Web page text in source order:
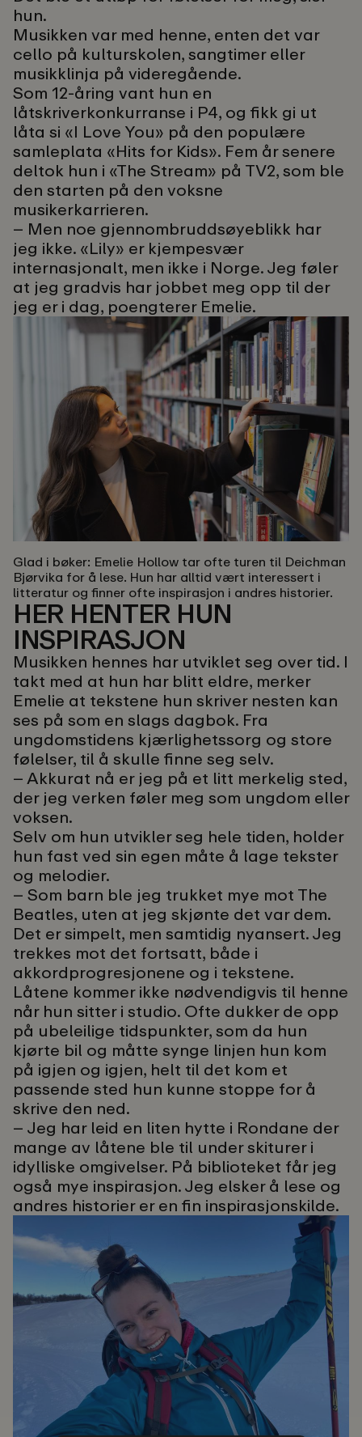
hun.
Musikken var med henne, enten det var
cello på kulturskolen, sangtimer eller
musikklinja på videregående.
Som 12-åring vant hun en
låtskriverkonkurranse i P4, og fikk gi ut
låta si «I Love You» på den populære
samleplata «Hits for Kids». Fem år senere
deltok hun i «The Stream» på TV2, som ble
den starten på den voksne
musikerkarrieren.
– Men noe gjennombruddsøyeblikk har
jeg ikke. «Lily» er kjempesvær
internasjonalt, men ikke i Norge. Jeg føler
at jeg gradvis har jobbet meg opp til der
jeg er i dag, poengterer Emelie.
Glad i bøker: Emelie Hollow tar ofte turen til Deichman
Bjørvika for å lese. Hun har alltid vært interessert i
litteratur og finner ofte inspirasjon i andres historier.
HER HENTER HUN
INSPIRASJON
Musikken hennes har utviklet seg over tid. I
takt med at hun har blitt eldre, merker
Emelie at tekstene hun skriver nesten kan
ses på som en slags dagbok. Fra
ungdomstidens kjærlighetssorg og store
følelser, til å skulle finne seg selv.
– Akkurat nå er jeg på et litt merkelig sted,
der jeg verken føler meg som ungdom eller
voksen.
Selv om hun utvikler seg hele tiden, holder
hun fast ved sin egen måte å lage tekster
og melodier.
– Som barn ble jeg trukket mye mot The
Beatles, uten at jeg skjønte det var dem.
Det er simpelt, men samtidig nyansert. Jeg
trekkes mot det fortsatt, både i
akkordprogresjonene og i tekstene.
Låtene kommer ikke nødvendigvis til henne
når hun sitter i studio. Ofte dukker de opp
på ubeleilige tidspunkter, som da hun
kjørte bil og måtte synge linjen hun kom
på igjen og igjen, helt til det kom et
passende sted hun kunne stoppe for å
skrive den ned.
– Jeg har leid en liten hytte i Rondane der
mange av låtene ble til under skiturer i
idylliske omgivelser. På biblioteket får jeg
også mye inspirasjon. Jeg elsker å lese og
andres historier er en fin inspirasjonskilde.